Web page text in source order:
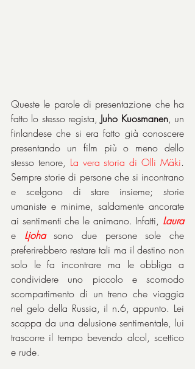
Queste le parole di presentazione che ha
fatto lo stesso regista, Juho Kuosmanen, un
finlandese che si era fatto già conoscere
presentando un film più o meno dello
stesso tenore, La vera storia di Olli Mäki.
Sempre storie di persone che si incontrano
e scelgono di stare insieme; storie
umaniste e minime, saldamente ancorate
ai sentimenti che le animano. Infatti, Laura
e Ljoha sono due persone sole che
preferirebbero restare tali ma il destino non
solo le fa incontrare ma le obbliga a
condividere uno piccolo e scomodo
scompartimento di un treno che viaggia
nel gelo della Russia, il n.6, appunto. Lei
scappa da una delusione sentimentale, lui
trascorre il tempo bevendo alcol, scettico
e rude.